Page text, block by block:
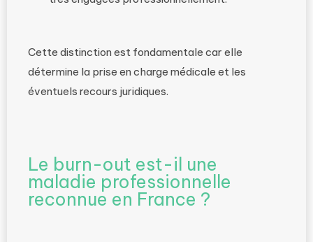
Cette distinction est fondamentale car elle
détermine la prise en charge médicale et les
éventuels recours juridiques.
Le burn-out est-il une
maladie professionnelle
reconnue en France ?